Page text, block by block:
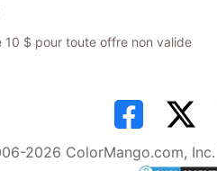
10 $ pour toute offre non valide
2026 ColorMango.com,